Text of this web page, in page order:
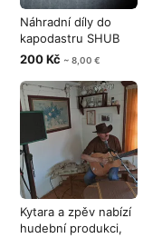
Náhradní díly do
kapodastru SHUB
vše nové gum
200 Kč ~ 8,00 €
Kytara a zpěv nabízí
hudební produkci,